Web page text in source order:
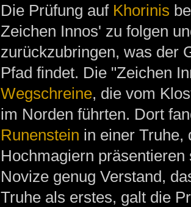
Die Prüfung auf Khorinis
Zeichen Innos' zu folgen
zurückzubringen, was der
Pfad findet. Die "Zeichen
Wegschreine, die vom
im Norden führten. Dort
Runenstein in einer Truhe,
Hochmagiern präsentieren
Novize genug Verstand,
Truhe als erstes, galt die